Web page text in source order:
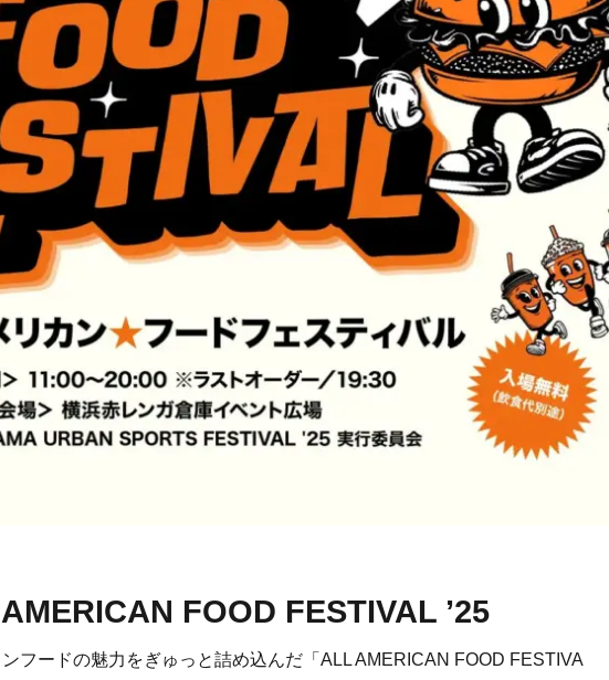
FOOD FESTIVAL ’25
フードの魅力をぎゅっと詰め込んだ「ALL AMERICAN FOOD FESTIVA